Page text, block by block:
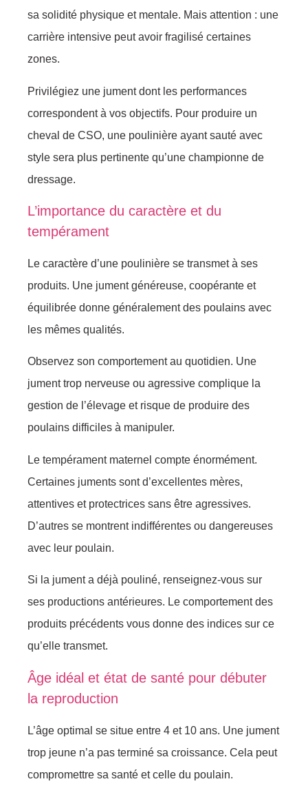
sa solidité physique et mentale. Mais attention : une
carrière intensive peut avoir fragilisé certaines
zones.
Privilégiez une jument dont les performances
correspondent à vos objectifs. Pour produire un
cheval de CSO, une poulinière ayant sauté avec
style sera plus pertinente qu’une championne de
dressage.
L’importance du caractère et du
tempérament
Le caractère d’une poulinière se transmet à ses
produits. Une jument généreuse, coopérante et
équilibrée donne généralement des poulains avec
les mêmes qualités.
Observez son comportement au quotidien. Une
jument trop nerveuse ou agressive complique la
gestion de l’élevage et risque de produire des
poulains difficiles à manipuler.
Le tempérament maternel compte énormément.
Certaines juments sont d’excellentes mères,
attentives et protectrices sans être agressives.
D’autres se montrent indifférentes ou dangereuses
avec leur poulain.
Si la jument a déjà pouliné, renseignez-vous sur
ses productions antérieures. Le comportement des
produits précédents vous donne des indices sur ce
qu’elle transmet.
Âge idéal et état de santé pour débuter
la reproduction
L’âge optimal se situe entre 4 et 10 ans. Une jument
trop jeune n’a pas terminé sa croissance. Cela peut
compromettre sa santé et celle du poulain.